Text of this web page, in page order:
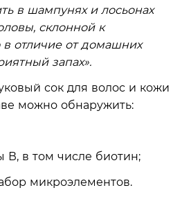
в шампунях и лосьонах
склонной к
отличие от домашних
запах».
сок для волос и кожи
можно обнаружить:
В, в том числе биотин;
микроэлементов.